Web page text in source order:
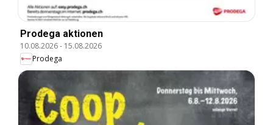
Prodega aktionen
10.08.2026- 15.08.2026
Prodega